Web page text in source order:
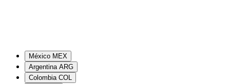
México MEX
Argentina ARG
Colombia COL